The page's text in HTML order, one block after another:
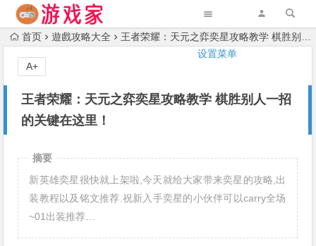
设置菜单
首页 遊戲攻略大全 王者荣耀：天元之弈奕星攻略教学 棋胜别人一招的关键在这里！
王者荣耀：天元之弈奕星攻略教学 棋胜别人一招
的关键在这里！
A+
摘要
新英雄奕星很快就上架啦,今天就给大家带来奕星的攻略,出
装教程以及铭文推荐.祝新入手奕星的小伙伴可以carry全场
~01出装推荐…